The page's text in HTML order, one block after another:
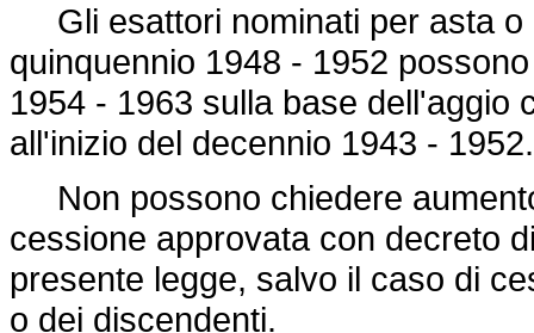
Gli esattori nominati per asta o
quinquennio 1948 - 1952
1954 - 1963 sulla base dell'aggio
all'inizio del decennio 1943 - 1952.
Non possono chiedere
cessione approvata con decreto
presente legge, salvo il caso di
o dei discendenti.